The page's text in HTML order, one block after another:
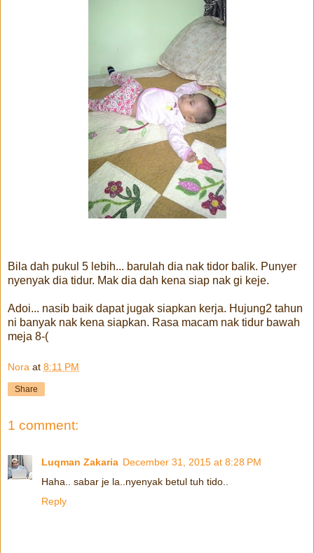
Bila dah pukul 5 lebih... barulah dia nak tidor balik. Punyer
nyenyak dia tidur. Mak dia dah kena siap nak gi keje.
Adoi... nasib baik dapat jugak siapkan kerja. Hujung2 tahun
ni banyak nak kena siapkan. Rasa macam nak tidur bawah
meja 8-(
Nora at 8:11 PM
Share
1 comment:
Luqman Zakaria December 31, 2015 at 8:28 PM
Haha.. sabar je la..nyenyak betul tuh tido..
Reply